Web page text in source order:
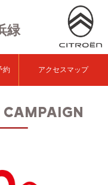
緑
約 アクセスマップ